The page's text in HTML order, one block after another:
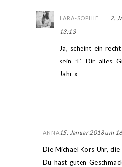
LARA-SOPHIE
2.
13:13
Ja, scheint ein
sein :D Dir alles
Jahr x
ANNA15. Januar 2018 um
Die Michael Kors Uhr,
Du hast guten